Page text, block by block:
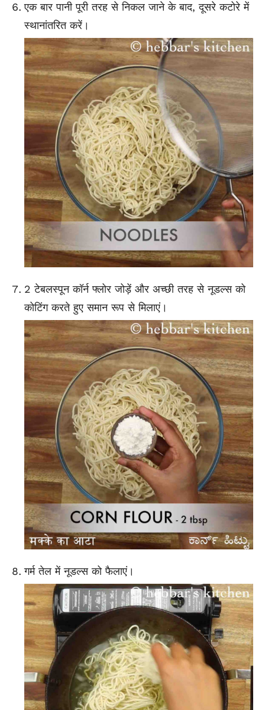
एक बार पानी पूरी तरह से निकल जाने के बाद, दूसरे कटोरे में
स्थानांतरित करें।
2 टेबलस्पून कॉर्न फ्लोर जोड़ें और अच्छी तरह से नूडल्स को
कोटिंग करते हुए समान रूप से मिलाएं।
गर्म तेल में नूडल्स को फैलाएं।